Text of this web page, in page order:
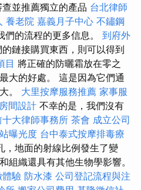
並推薦獨立的產品 台北律師
養老院 嘉義月子中心 不鏽鋼
們的流程的更多信息。 到府外
鏈接購買東西，則可以得到
目 將正確的防曬霜放在零之
大的好處。 這是因為它們通
。 大里按摩服務推薦 家事服
房間設計 不幸的是，我們沒有
十大律師事務所 茶會 成立公司
曝光度 台中泰式按摩排毒療
，地面的射線比例發生了變
組織還具有其他生物學影響。
體驗 防水漆 公司登記流程與注